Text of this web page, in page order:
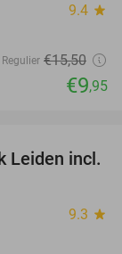
9.4 star
Regulier €15,50
€9,95
38%
Leiden incl.
9.3 star